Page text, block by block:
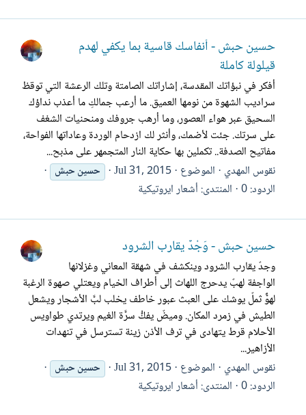
حسين حبش - أنفاسك قاسية بما يكفي لهدم
قيلولة كاملة
أفكر في نبؤاتك المقدسة، إشاراتك الصامتة وتلك الرعشة التي توقظ
سراديب الشهوة من نومها العميق. ما أرعب جمالكِ ما أعذب نداؤك
السحيق عبر هواء العصور، وما أرهب جروفك ومنحنيات الشغف
على سرتك. جئت لأضمك، وأنثر لك ازدحام الوردة وعاداتها الفواحة،
مفاتيح الصدفة.. تكملين بها حكاية النار المتجمهر على مذبح...
نقوس المهدي الموضوع Jul 31, 2015 حسينحبش
الردود: 0 المنتدى: أشعار ايروتيكية
حسين حبش - وَجْدٌ يقارب الشرود
وجدٌ يقارب الشرود وينكشف في شهقة المعاني وغزلانها
الواجفة لهبٌ يدحرج اللهاث إلى أطراف الخيام ويعتلي صهوة الرغبة
لهوٌّ ثملٌ يوشك على العبث عبور خاطف يخلب لبَّ الأشجار ويشعل
الطيش في زمرد المكان. وميضٌ يفكُّ سرَّة الغيم ويرتدي طواويس
الأحلام قرط يتهادى في ترف الأذن زينة تسترسل في تنهدات
الأزاهير...
نقوس المهدي الموضوع Jul 31, 2015 حسينحبش
الردود: 0 المنتدى: أشعار ايروتيكية